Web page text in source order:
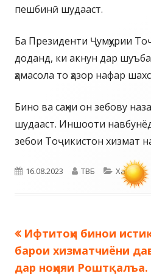
пешбинӣ шудааст.
Ба Президенти Ҷумҳурии
доданд, ки акнун дар
ҳамасола то ҳазор нафар
Бино ва саҳни он зебову
шудааст. Иншооти
зебои Тоҷикистон хизмат
Опубликовано
16.08.2023 Автор
ТВБ Рубрики
Хабарҳо
Навигация
по
Предыдущая
запись:
Ифтитоҳи бинои
барои хизматчиёни
дар ноҳияи Роштқалъа.